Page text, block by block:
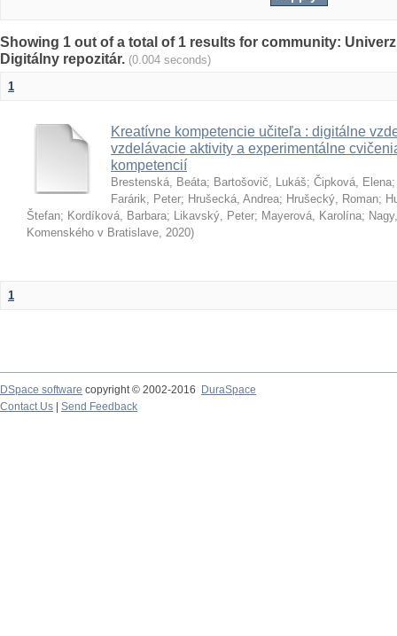
Showing 1 out of a total of 1 results for community:
Digitálny repozitár. (0.004 seconds)
1
Kreatívne kompetencie učiteľa : digitálne
vzdelávacie aktivity a experimentálne
kompetencií
Brestenská, Beáta; Bartošovič, Lukáš; Čipková, Elena
Farárik, Peter; Hrušecká, Andrea; Hrušecký, Roman;
Štefan; Kordíková, Barbara; Likavský, Peter; Mayerová, Karolína;
Komenského v Bratislave, 2020)
1
DSpace software copyright © 2002-2016
DuraSpace
Contact Us
Send Feedback